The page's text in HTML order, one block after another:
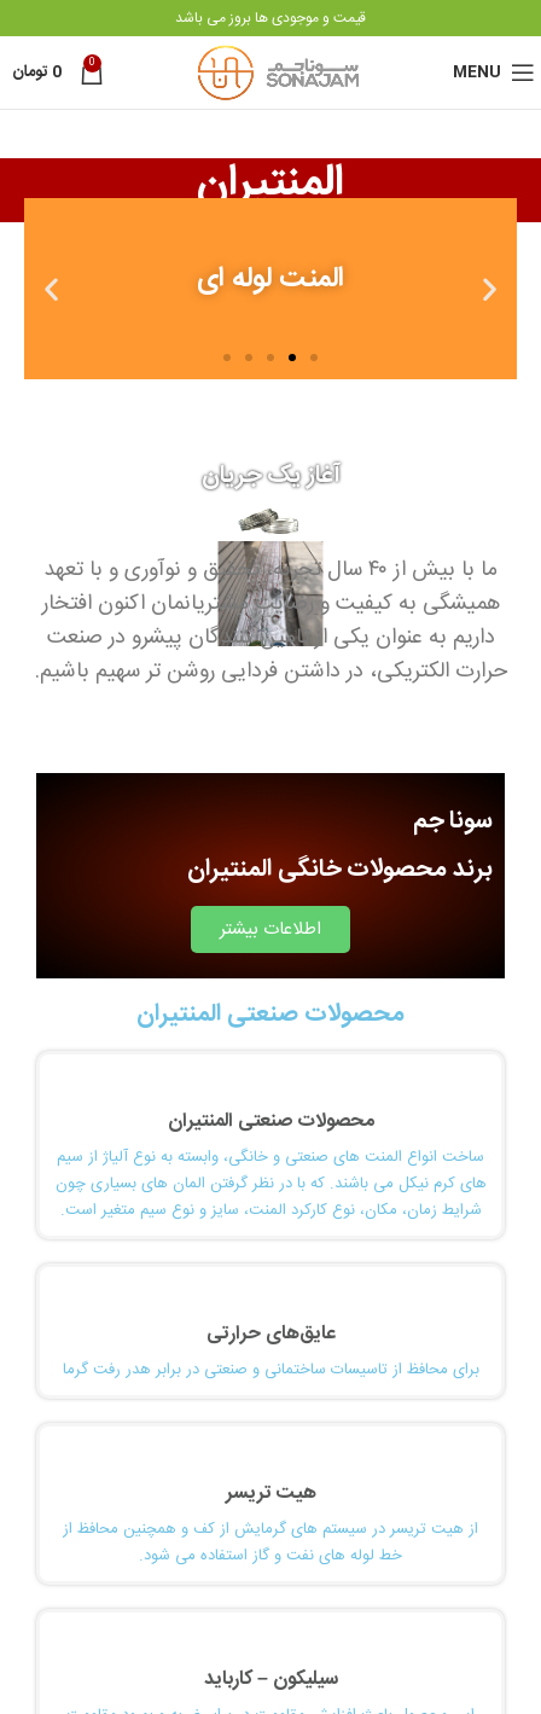
قیمت و موجودی ها بروز می باشد
MENU
0
0 تومان
المنتیران
المنت لوله ای
آغاز یک جریان
ما با بیش از ۴۰ سال تجربه، تحقیق و نوآوری و با تعهد
همیشگی به کیفیت و رضایت مشتریانمان اکنون افتخار
داریم به عنوان یکی از تامین کنندگان پیشرو در صنعت
حرارت الکتریکی، در داشتن فردایی روشن تر سهیم باشیم.
سونا جم
برند محصولات خانگی المنتیران
اطلاعات بیشتر
محصولات صنعتی المنتیران
محصولات صنعتی المنتیران
ساخت انواع المنت های صنعتی و خانگی، وابسته به نوع آلیاژ از سیم
های کرم نیکل می باشند. که با در نظر گرفتن المان های بسیاری چون
شرایط زمان، مکان، نوع کارکرد المنت، سایز و نوع سیم متغیر است.
عایق‌های حرارتی
برای محافظ از تاسیسات ساختمانی و صنعتی در برابر هدر رفت گرما
هیت تریسر
از هیت تریسر در سیستم های گرمایش از کف و همچنین محافظ از
خط لوله های نفت و گاز استفاده می شود.
سیلیکون – کارباید